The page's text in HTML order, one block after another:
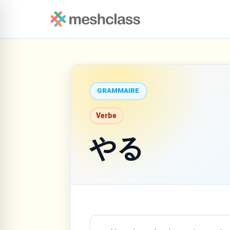
GRAMMAIRE
Verbe
やる